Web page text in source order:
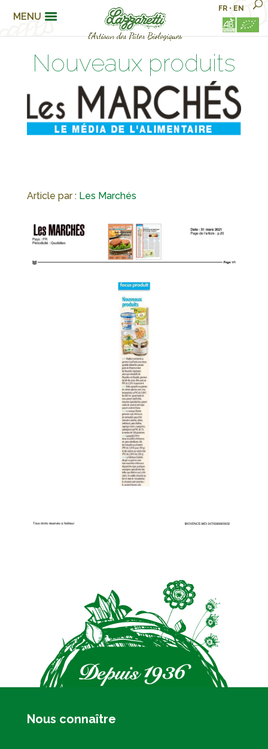
MENU
FR • EN
Nouveaux produits
Article par : Les Marchés
Nous connaître